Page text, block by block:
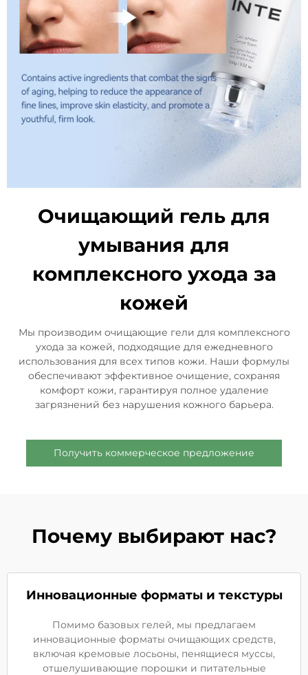
Очищающий гель для
умывания для
комплексного ухода за
кожей
Мы производим очищающие гели для комплексного
ухода за кожей, подходящие для ежедневного
использования для всех типов кожи. Наши формулы
обеспечивают эффективное очищение, сохраняя
комфорт кожи, гарантируя полное удаление
загрязнений без нарушения кожного барьера.
Получить коммерческое предложение
Почему выбирают нас?
Инновационные форматы и текстуры
Помимо базовых гелей, мы предлагаем
инновационные форматы очищающих средств,
включая кремовые лосьоны, пенящиеся муссы,
отшелушивающие порошки и питательные